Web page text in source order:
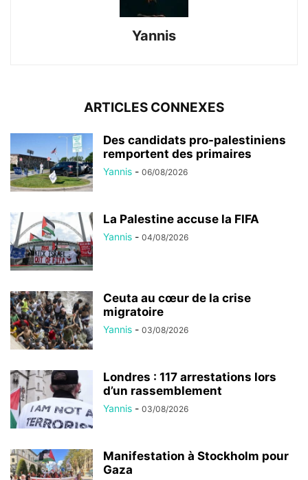
Yannis
ARTICLES CONNEXES
Des candidats pro-palestiniens
remportent des primaires
Yannis - 06/08/2026
La Palestine accuse la FIFA
Yannis - 04/08/2026
Ceuta au cœur de la crise
migratoire
Yannis - 03/08/2026
Londres : 117 arrestations lors
d’un rassemblement
Yannis - 03/08/2026
Manifestation à Stockholm pour
Gaza